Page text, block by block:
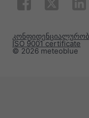
© 2026 meteoblue
ISO 9001 certificate